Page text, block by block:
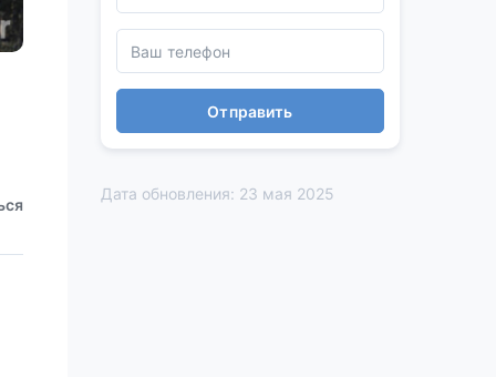
Отправить
Дата обновления: 23 мая 2025